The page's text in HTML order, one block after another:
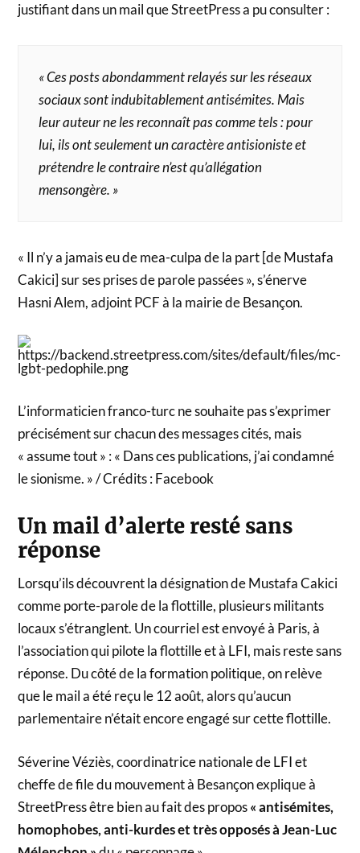
justifiant dans un mail que StreetPress a pu consulter :
« Ces posts abondamment relayés sur les réseaux
sociaux sont indubitablement antisémites. Mais
leur auteur ne les reconnaît pas comme tels : pour
lui, ils ont seulement un caractère antisioniste et
prétendre le contraire n’est qu’allégation
mensongère. »
« Il n’y a jamais eu de mea-culpa de la part [de Mustafa
Cakici] sur ses prises de parole passées », s’énerve
Hasni Alem, adjoint PCF à la mairie de Besançon.
L’informaticien franco-turc ne souhaite pas s’exprimer
précisément sur chacun des messages cités, mais
« assume tout » : « Dans ces publications, j’ai condamné
le sionisme. » / Crédits : Facebook
Un mail d’alerte resté sans
réponse
Lorsqu’ils découvrent la désignation de Mustafa Cakici
comme porte-parole de la flottille, plusieurs militants
locaux s’étranglent. Un courriel est envoyé à Paris, à
l’association qui pilote la flottille et à LFI, mais reste sans
réponse. Du côté de la formation politique, on relève
que le mail a été reçu le 12 août, alors qu’aucun
parlementaire n’était encore engagé sur cette flottille.
Séverine Véziès, coordinatrice nationale de LFI et
cheffe de file du mouvement à Besançon explique à
StreetPress être bien au fait des propos« antisémites,
homophobes, anti-kurdes et très opposés à Jean-Luc